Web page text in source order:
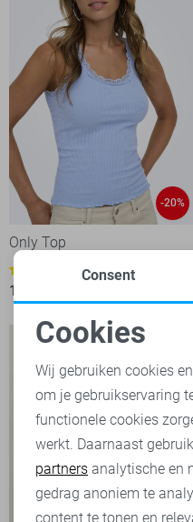
-20%
Only Top
2
13,60
Noodzakelijke cookies
Personalisatie
Analytische cookies
Marketing cookies
Consent
Cookies
Wij gebruiken cookies
om je gebruikservaring
functionele cookies
werkt. Daarnaast
partners analytische en
gedrag anoniem te
content te tonen en